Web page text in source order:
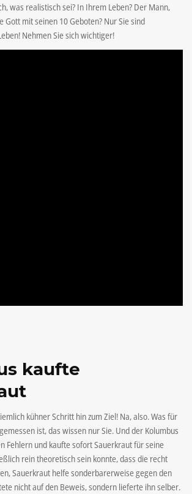
was realistisch sei? In Ihrem Leben? Der Mann,
Gott mit seinen 10 Geboten? Nur Sie sind
Nehmen Sie sich wichtiger!
kaufte
kühner Schritt hin zum Ziel! Na, also. Was für
ist, das wissen nur Sie. Und der Kolumbus
Fehlern und kaufte sofort Sauerkraut für seine
rein theoretisch sein konnte, dass die recht
Sauerkraut helfe sonderbarerweise gegen den
nicht auf den Beweis, sondern lieferte ihn selber.